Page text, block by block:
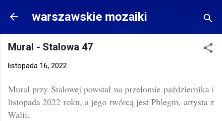
Przejdź do głównej zawartości
warszawskie mozaiki
Mural - Stalowa 47
listopada 16, 2022
Mural przy Stalowej powstał na przełomie października i
listopada 2022 roku, a jego twórcą jest Phlegm, artysta z
Walii.